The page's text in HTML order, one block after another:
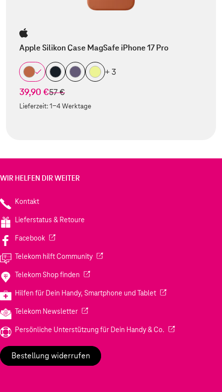
Apple Silikon Case MagSafe iPhone 17 Pro
+ 3
39,90 €statt
57 €
Lieferzeit:1-4 Werktage
WIR HELFEN DIR WEITER
Kontakt
Lieferstatus & Retoure
Facebook(Wird in einem neuen Tab geöffnet)
Telekom hilft Community(Wird in einem neuen Tab geöffnet)
Telekom Shop finden (Wird in einem neuen Tab geöffnet)
Hilfen für Dein Handy, Smartphone und Tablet(Wird in einem
Telekom Newsletter(Wird in einem neuen Tab geöffnet)
Persönliche Unterstützung für Dein Handy & Co. (Wird in einem
Bestellung widerrufen